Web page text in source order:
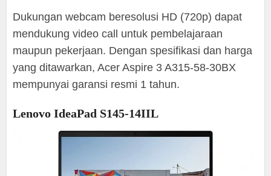
Dukungan webcam beresolusi HD (720p) dapat
mendukung video call untuk pembelajaraan
maupun pekerjaan. Dengan spesifikasi dan harga
yang ditawarkan, Acer Aspire 3 A315-58-30BX
mempunyai garansi resmi 1 tahun.
Lenovo IdeaPad S145-14IIL